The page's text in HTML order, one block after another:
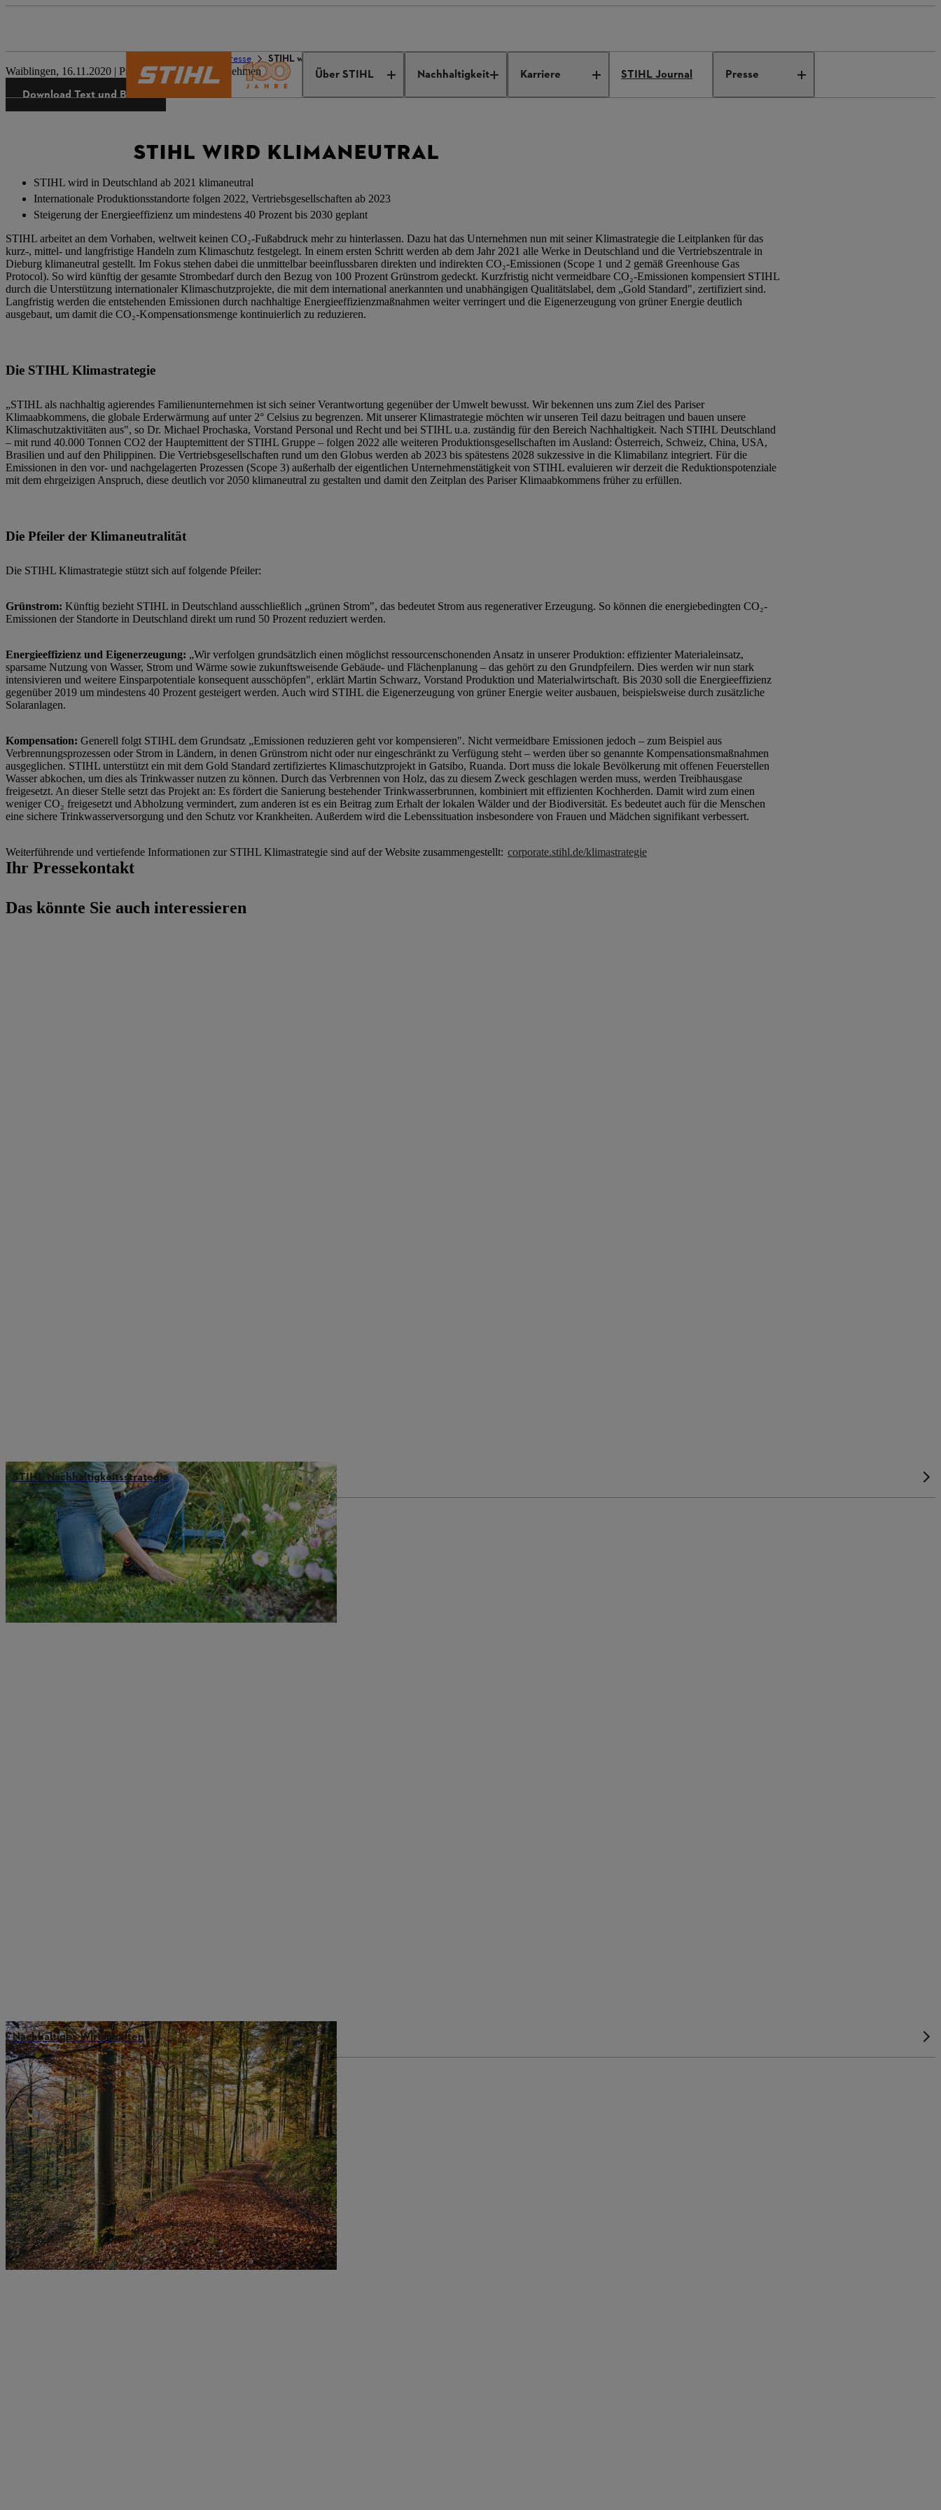
Über STIHL Nachhaltigkeit Karriere STIHL Journal Presse
Presse STIHL wird klimaneutral
Waiblingen, 16.11.2020 | Presseinformation Unternehmen
Download Text und Bilder
STIHL WIRD KLIMANEUTRAL
STIHL wird in Deutschland ab 2021 klimaneutral
Internationale Produktionsstandorte folgen 2022, Vertriebsgesellschaften ab 2023
Steigerung der Energieeffizienz um mindestens 40 Prozent bis 2030 geplant
STIHL arbeitet an dem Vorhaben, weltweit keinen CO₂-Fußabdruck mehr zu hinterlassen. Dazu hat das Unternehmen nun mit seiner Klimastrategie die Leitplanken für das
kurz-, mittel- und langfristige Handeln zum Klimaschutz festgelegt. In einem ersten Schritt werden ab dem Jahr 2021 alle Werke in Deutschland und die Vertriebszentrale in
Dieburg klimaneutral gestellt. Im Fokus stehen dabei die unmittelbar beeinflussbaren direkten und indirekten CO₂-Emissionen (Scope 1 und 2 gemäß Greenhouse Gas
Protocol). So wird künftig der gesamte Strombedarf durch den Bezug von 100 Prozent Grünstrom gedeckt. Kurzfristig nicht vermeidbare CO₂-Emissionen kompensiert STIHL
durch die Unterstützung internationaler Klimaschutzprojekte, die mit dem international anerkannten und unabhängigen Qualitätslabel, dem „Gold Standard", zertifiziert sind.
Langfristig werden die entstehenden Emissionen durch nachhaltige Energieeffizienzmaßnahmen weiter verringert und die Eigenerzeugung von grüner Energie deutlich
ausgebaut, um damit die CO₂-Kompensationsmenge kontinuierlich zu reduzieren.
Die STIHL Klimastrategie
„STIHL als nachhaltig agierendes Familienunternehmen ist sich seiner Verantwortung gegenüber der Umwelt bewusst. Wir bekennen uns zum Ziel des Pariser
Klimaabkommens, die globale Erderwärmung auf unter 2° Celsius zu begrenzen. Mit unserer Klimastrategie möchten wir unseren Teil dazu beitragen und bauen unsere
Klimaschutzaktivitäten aus", so Dr. Michael Prochaska, Vorstand Personal und Recht und bei STIHL u.a. zuständig für den Bereich Nachhaltigkeit. Nach STIHL Deutschland
– mit rund 40.000 Tonnen CO2 der Hauptemittent der STIHL Gruppe – folgen 2022 alle weiteren Produktionsgesellschaften im Ausland: Österreich, Schweiz, China, USA,
Brasilien und auf den Philippinen. Die Vertriebsgesellschaften rund um den Globus werden ab 2023 bis spätestens 2028 sukzessive in die Klimabilanz integriert. Für die
Emissionen in den vor- und nachgelagerten Prozessen (Scope 3) außerhalb der eigentlichen Unternehmenstätigkeit von STIHL evaluieren wir derzeit die Reduktionspotenziale
mit dem ehrgeizigen Anspruch, diese deutlich vor 2050 klimaneutral zu gestalten und damit den Zeitplan des Pariser Klimaabkommens früher zu erfüllen.
Die Pfeiler der Klimaneutralität
Die STIHL Klimastrategie stützt sich auf folgende Pfeiler:
Grünstrom: Künftig bezieht STIHL in Deutschland ausschließlich „grünen Strom", das bedeutet Strom aus regenerativer Erzeugung. So können die energiebedingten CO₂-
Emissionen der Standorte in Deutschland direkt um rund 50 Prozent reduziert werden.
Energieeffizienz und Eigenerzeugung: „Wir verfolgen grundsätzlich einen möglichst ressourcenschonenden Ansatz in unserer Produktion: effizienter Materialeinsatz,
sparsame Nutzung von Wasser, Strom und Wärme sowie zukunftsweisende Gebäude- und Flächenplanung – das gehört zu den Grundpfeilern. Dies werden wir nun stark
intensivieren und weitere Einsparpotentiale konsequent ausschöpfen", erklärt Martin Schwarz, Vorstand Produktion und Materialwirtschaft. Bis 2030 soll die Energieeffizienz
gegenüber 2019 um mindestens 40 Prozent gesteigert werden. Auch wird STIHL die Eigenerzeugung von grüner Energie weiter ausbauen, beispielsweise durch zusätzliche
Solaranlagen.
Kompensation: Generell folgt STIHL dem Grundsatz „Emissionen reduzieren geht vor kompensieren". Nicht vermeidbare Emissionen jedoch – zum Beispiel aus
Verbrennungsprozessen oder Strom in Ländern, in denen Grünstrom nicht oder nur eingeschränkt zu Verfügung steht – werden über so genannte Kompensationsmaßnahmen
ausgeglichen. STIHL unterstützt ein mit dem Gold Standard zertifiziertes Klimaschutzprojekt in Gatsibo, Ruanda. Dort muss die lokale Bevölkerung mit offenen Feuerstellen
Wasser abkochen, um dies als Trinkwasser nutzen zu können. Durch das Verbrennen von Holz, das zu diesem Zweck geschlagen werden muss, werden Treibhausgase
freigesetzt. An dieser Stelle setzt das Projekt an: Es fördert die Sanierung bestehender Trinkwasserbrunnen, kombiniert mit effizienten Kochherden. Damit wird zum einen
weniger CO₂ freigesetzt und Abholzung vermindert, zum anderen ist es ein Beitrag zum Erhalt der lokalen Wälder und der Biodiversität. Es bedeutet auch für die Menschen
eine sichere Trinkwasserversorgung und den Schutz vor Krankheiten. Außerdem wird die Lebenssituation insbesondere von Frauen und Mädchen signifikant verbessert.
Weiterführende und vertiefende Informationen zur STIHL Klimastrategie sind auf der Website zusammengestellt: corporate.stihl.de/klimastrategie
Ihr Pressekontakt
Das könnte Sie auch interessieren
STIHL Nachhaltigkeitsstrategie
Nachhaltiges Wirtschaften